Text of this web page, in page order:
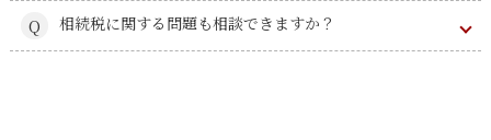
相続税に関する問題も相談できますか？